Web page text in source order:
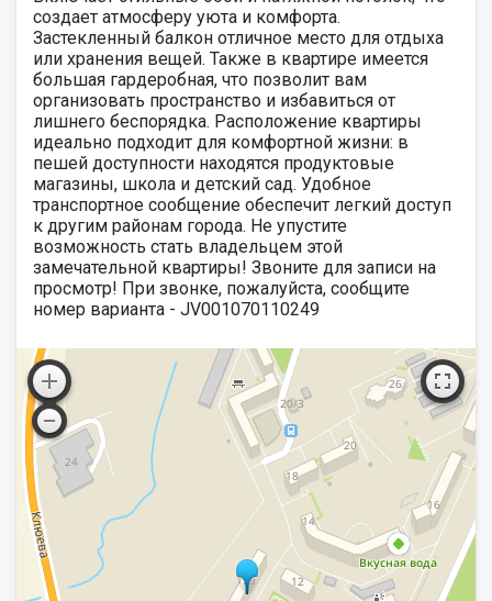
создает атмосферу уюта и комфорта.
Застекленный балкон отличное место для отдыха
или хранения вещей. Также в квартире имеется
большая гардеробная, что позволит вам
организовать пространство и избавиться от
лишнего беспорядка. Расположение квартиры
идеально подходит для комфортной жизни: в
пешей доступности находятся продуктовые
магазины, школа и детский сад. Удобное
транспортное сообщение обеспечит легкий доступ
к другим районам города. Не упустите
возможность стать владельцем этой
замечательной квартиры! Звоните для записи на
просмотр! При звонке, пожалуйста, сообщите
номер варианта - JV001070110249